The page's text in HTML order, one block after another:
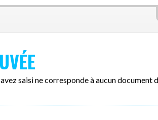
saisi ne corresponde à aucun document